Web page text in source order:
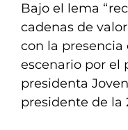
Bajo el lema
cadenas de
con la presencia
escenario por el
presidenta
presidente de la